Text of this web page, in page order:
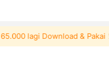
lagi Download & Pakai！